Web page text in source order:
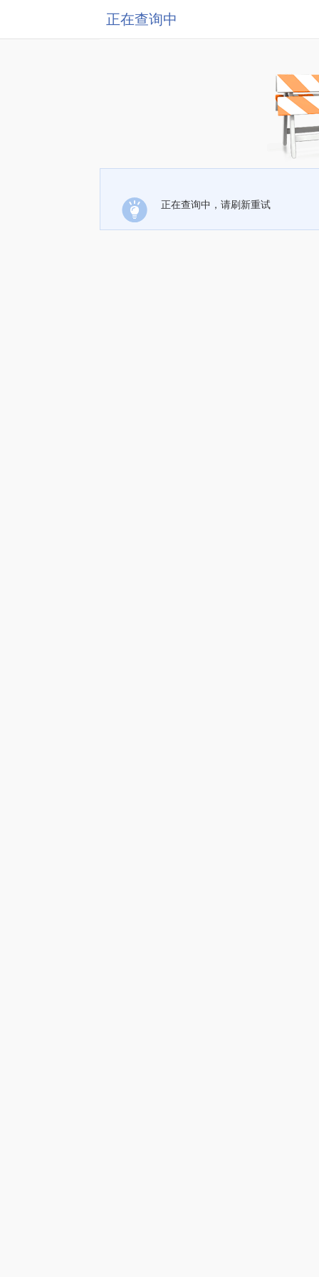
正在查询中
正在查询中，请刷新重试